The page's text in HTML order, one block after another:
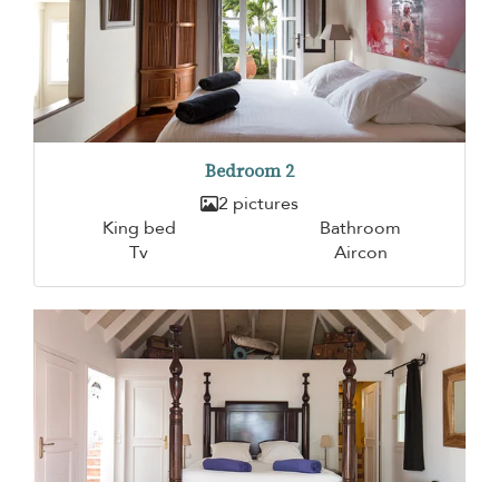
Bedroom 2
2 pictures
King bed
Bathroom
Tv
Aircon